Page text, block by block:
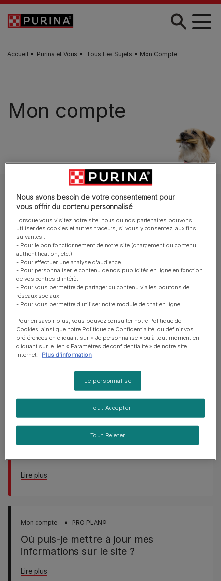
Skip to main content
Accueil Purina et Vous Tous Les Sujets Mon Compte
Mon compte
Explorer les catégories
Filtrer par marque :
Mon compte PRO PLAN®
Comment faire si je n'ai pas trouvé de
réponse à ma question ?
J'ai un problème de connexion / mot
de passe sur vos sites ; Je souhaite
Lire plus
Mon compte PRO PLAN®
Où puis-je mettre à jour mes
informations sur le site ?
Lire plus
Nous avons besoin de votre consentement pour
vous offrir du contenu personnalisé
Lorsque vous visitez notre site, nous ou nos partenaires pouvons
utiliser des cookies et autres traceurs, si vous y consentez, aux fins
suivantes :
- Pour le bon fonctionnement de notre site (chargement du contenu,
authentification, etc.)
- Pour effectuer une analyse d'audience
- Pour personnaliser le contenu de nos publicités en ligne en fonction
de vos centres d'intérêt
- Pour vous permettre de partager du contenu via les boutons de
réseaux sociaux
- Pour vous permettre d'utiliser notre module de chat en ligne
Pour en savoir plus, vous pouvez consulter notre Politique de
Cookies, ainsi que notre Politique de Confidentialité, ou définir vos
préférences en cliquant sur « Je personnalise » ou à tout moment en
cliquant sur le lien « Paramètres de confidentialité » de notre site
internet.
Plus d'information
Je personnalise
Tout Rejeter
Tout Accepter